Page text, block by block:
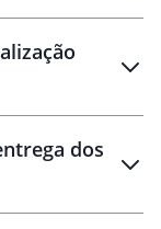
brinde
dos